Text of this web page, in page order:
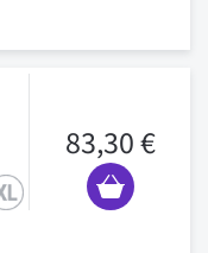
83,30 €